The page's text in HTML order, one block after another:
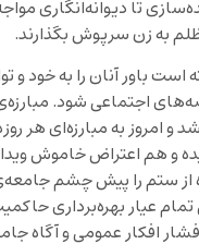
تا دیوانه‌انگاری
به زن سرپوش بگذارند.
باور آنان را به خود و
اجتماعی شود.
با سرکوب مداوم همراه بوده، از اسفند ۵۷ آغاز شد و
و هم اعتراض خاموش
از ستم را پیش چشم
تمام عیار بهره‌برداری
افکار عمومی و آگاه